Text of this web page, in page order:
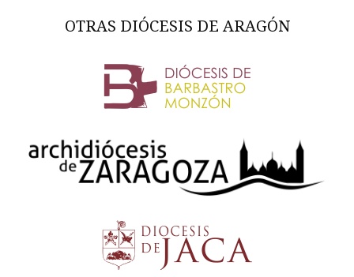
OTRAS DIÓCESIS DE ARAGÓN